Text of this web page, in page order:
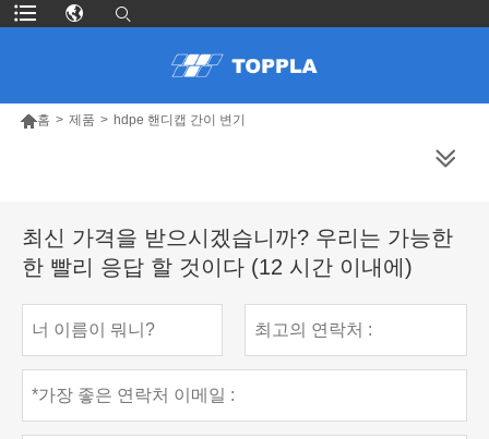
홈 > 제품 > hdpe 핸디캡 간이 변기
최신 가격을 받으시겠습니까? 우리는 가능한
한 빨리 응답 할 것이다 (12 시간 이내에)